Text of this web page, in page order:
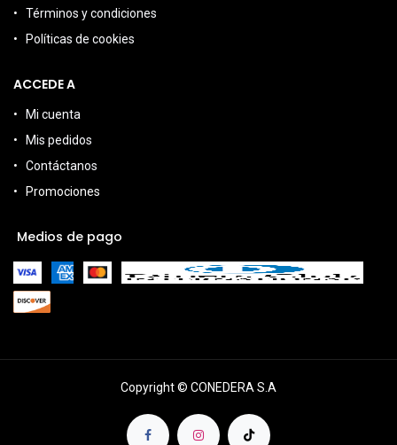
Términos y condiciones
Políticas de cookies
ACCEDE A
Mi cuenta
Mis pedidos
Contáctanos
Promociones
Medios de pago
Copyright © CONEDERA S.A